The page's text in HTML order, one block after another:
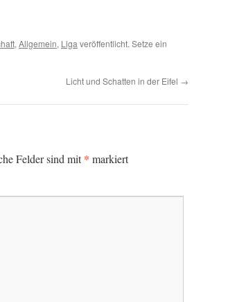
, Allgemein, Liga veröffentlicht. Setze ein
Licht und Schatten in der Eifel →
Felder sind mit* markiert